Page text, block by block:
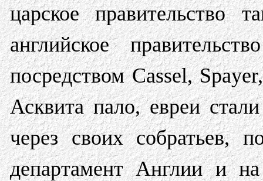
царское правительство
английское
посредством Cassel,
Асквита пало, евреи
через своих собратьев,
департамент Англии и